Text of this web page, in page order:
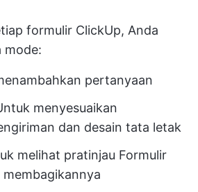
formulir ClickUp, Anda
mode:
pertanyaan
menyesuaikan
dan desain tata letak
melihat pratinjau Formulir